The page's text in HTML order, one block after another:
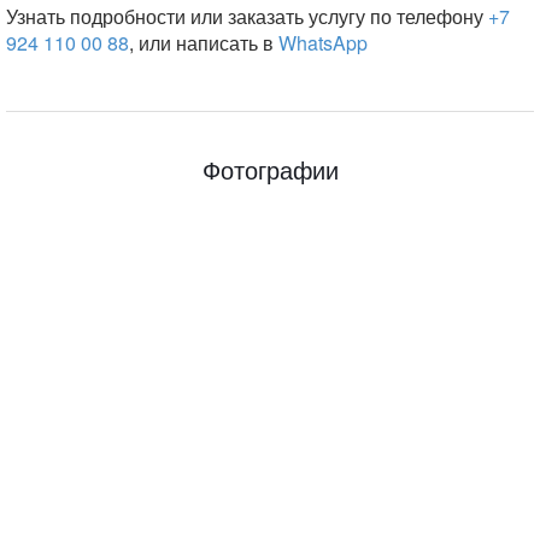
Узнать подробности или заказать услугу по телефону +7
924 110 00 88, или написать в WhatsApp
Фотографии